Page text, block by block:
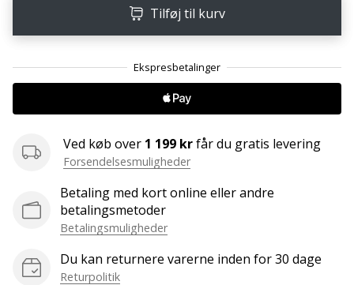
25. 11. 2024
vores
Handball
ambassadør
du
den
samme
som
Tilføj til kurv
Ved køb over 1 199 krfår du gratis levering
Forsendelsesmuligheder
Betaling med kort online eller andre
betalingsmetoder
Betalingsmuligheder
Du kan returnere varerne inden for 30 dage
Returpolitik